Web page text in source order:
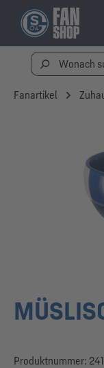
Fanartikel
Produktnummer: